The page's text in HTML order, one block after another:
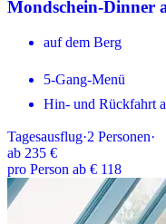
Mondschein-Dinner
auf dem Berg
5-Gang-Menü
Hin- und Rückfahrt
Tagesausflug·2 Personen·
ab 235 €
pro Person ab € 118